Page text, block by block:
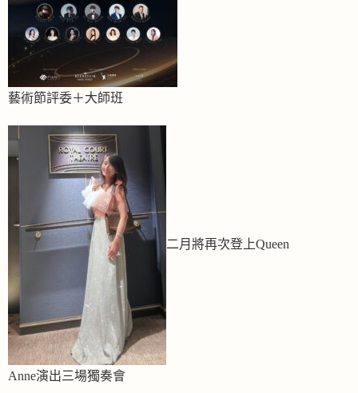
藝術節評委＋大師班
二月將再次登上Queen
Anne演出三場獨奏會